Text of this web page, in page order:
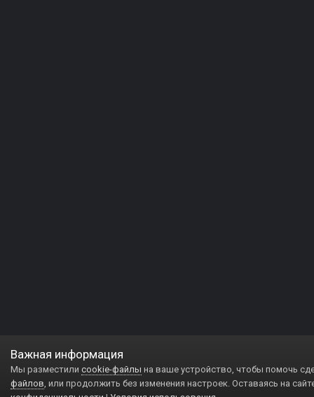
Важная информация
Мы разместили cookie-файлы на ваше устройство, чтобы помочь
файлов, или продолжить без изменения настроек. Оставаясь на